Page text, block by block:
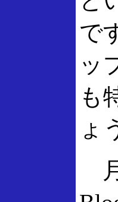
で
ッ
も
ょ